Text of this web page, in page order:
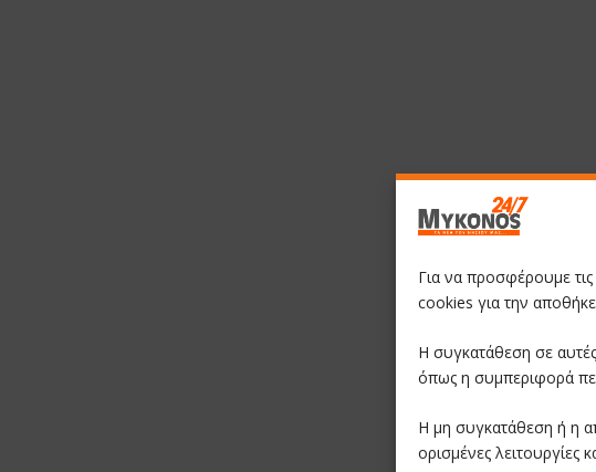
Για να προσφέρουμε
cookies για την
Η συγκατάθεση σε
όπως η συμπεριφορά
Η μη συγκατάθεση ή η
ορισμένες λειτουργίες